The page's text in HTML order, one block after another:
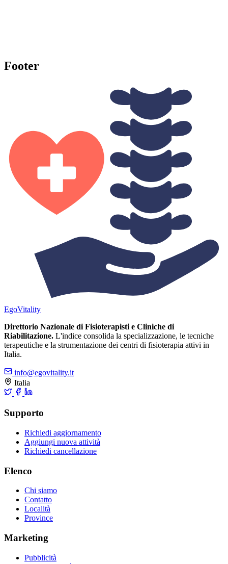
Footer
EgoVitality
Direttorio Nazionale di Fisioterapisti e Cliniche di
Riabilitazione. L'indice consolida la specializzazione, le tecniche
terapeutiche e la strumentazione dei centri di fisioterapia attivi in
Italia.
info@egovitality.it
Italia
Supporto
Richiedi aggiornamento
Aggiungi nuova attività
Richiedi cancellazione
Elenco
Chi siamo
Contatto
Località
Province
Marketing
Pubblicità